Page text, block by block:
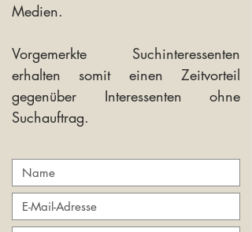
Medien.
Vorgemerkte Suchinteressenten
erhalten somit einen Zeitvorteil
gegenüber Interessenten ohne
Suchauftrag.